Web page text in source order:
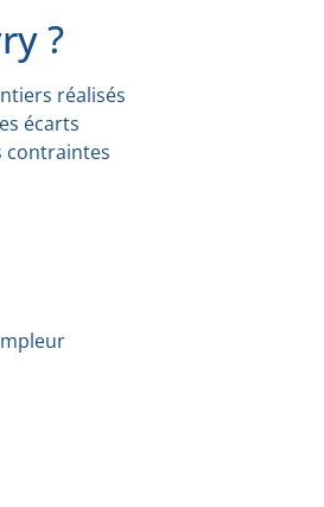
?
réalisés
écarts
contraintes